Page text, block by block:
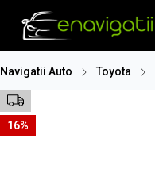
Navigatii Auto Toyota
16%